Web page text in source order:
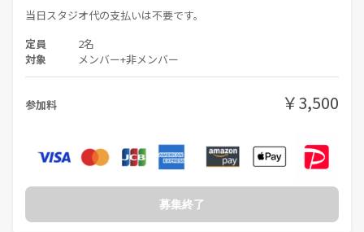
当日スタジオ代の支払いは不要です。
定員 2名
対象
メンバー+非メンバー
参加料 ￥3,500
募集終了